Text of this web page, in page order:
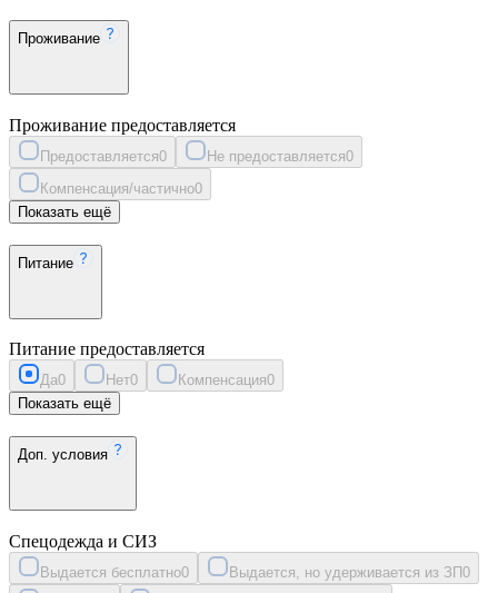
Проживание
Проживание предоставляется
Предоставляется0 Не предоставляется0
Компенсация/частично0
Показать ещё
Питание
Питание предоставляется
Да0 Нет0 Компенсация0
Показать ещё
Доп. условия
Спецодежда и СИЗ
Выдается бесплатно0 Выдается, но удерживается из ЗП0